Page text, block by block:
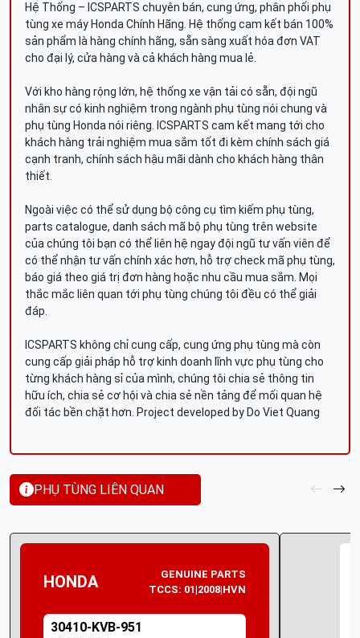
Hệ Thống – ICSPARTS chuyên bán, cung ứng, phân phối phụ
tùng xe máy Honda Chính Hãng. Hệ thống cam kết bán 100%
sản phẩm là hàng chính hãng, sẵn sàng xuất hóa đơn VAT
cho đại lý, cửa hàng và cả khách hàng mua lẻ.
Với kho hàng rộng lớn, hệ thống xe vận tải có sẵn, đội ngũ
nhân sự có kinh nghiệm trong ngành phụ tùng nói chung và
phụ tùng Honda nói riêng. ICSPARTS cam kết mang tới cho
khách hàng trải nghiệm mua sắm tốt đi kèm chính sách giá
cạnh tranh, chính sách hậu mãi dành cho khách hàng thân
thiết.
Ngoài việc có thể sử dụng bộ công cụ tìm kiếm phụ tùng,
parts catalogue, danh sách mã bộ phụ tùng trên website
của chúng tôi bạn có thể liên hệ ngay đội ngũ tư vấn viên để
có thể nhận tư vấn chính xác hơn, hỗ trợ check mã phụ tùng,
báo giá theo giá trị đơn hàng hoặc nhu cầu mua sắm. Mọi
thắc mắc liên quan tới phụ tùng chúng tôi đều có thể giải
đáp.
ICSPARTS không chỉ cung cấp, cung ứng phụ tùng mà còn
cung cấp giải pháp hỗ trợ kinh doanh lĩnh vực phụ tùng cho
từng khách hàng sỉ của mình, chúng tôi chia sẻ thông tin
hữu ích, chia sẻ cơ hội và chia sẻ nền tảng để mối quan hệ
đối tác bền chặt hơn. Project developed by Do Viet Quang
PHỤ TÙNG LIÊN QUAN
HONDA
GENUINE PARTS
TCCS: 01|2008|HVN
30410-KVB-951